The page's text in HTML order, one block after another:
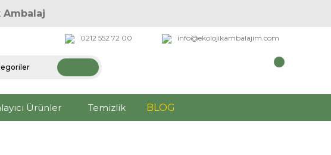
Ambalaj
0212 552 72 00 info@ekolojikambalajim.com
Ürünler Temizlik BLOG